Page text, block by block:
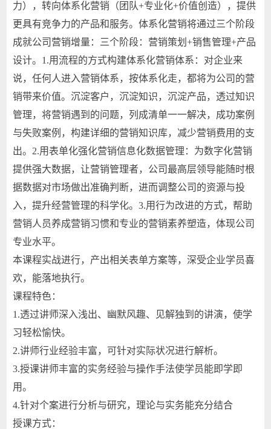
力），转向体系化营销（团队+专业化+价值创造），提供
更具有竞争力的产品和服务。体系化营销将通过三个阶段
成就公司营销增量：三个阶段：营销策划+销售管理+产品
设计。1.用流程的方式构建体系化营销体系：对企业来
说，任何人进入营销体系，按体系化走，都将为公司的营
销带来价值。沉淀客户，沉淀知识，沉淀产品，透过知识
管理，将营销遇到的问题，列成清单一一解决，成功案例
与失败案例，构建详细的营销知识库，减少营销费用的支
出。2.用表单化强化营销信息化数据管理：为数字化营销
提供强大数据，让营销管理者，公司最高层领导能随时根
据数据对市场做出准确判断，进而调整公司的资源与投
入，提升经营管理的科学化。3.用行为改进的方式，帮助
营销人员养成营销习惯和专业的营销素养塑造，体现公司
专业水平。
本课程实战进行，产出相关表单方案等，深受企业学员喜
欢，能落地执行。
课程特色：
1.透过讲师深入浅出、幽默风趣、见解独到的讲演，使学
习轻松愉快。
2.讲师行业经验丰富，可针对实际状况进行解析。
3.授课讲师丰富的实务经验与操作手法使学员能即学即
用。
4.针对个案进行分析与研究，理论与实务能充分结合
授课方式：